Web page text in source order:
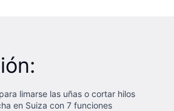
limarse las uñas o cortar hilos
en Suiza con 7 funciones